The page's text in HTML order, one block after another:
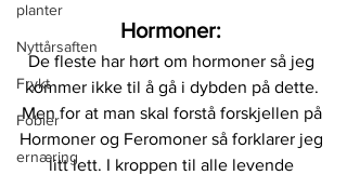
planter
Nyttårsaften
Frykt
Fobier
ernæring
Hormoner:
De fleste har hørt om hormoner så jeg
kommer ikke til å gå i dybden på dette.
Men for at man skal forstå forskjellen på
Hormoner og Feromoner så forklarer jeg
litt lett. I kroppen til alle levende